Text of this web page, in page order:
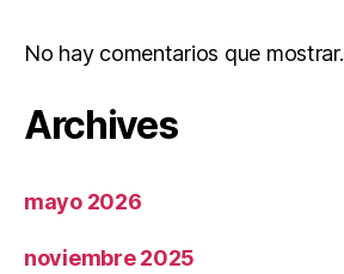
No hay comentarios que mostrar.
Archives
mayo 2026
noviembre 2025